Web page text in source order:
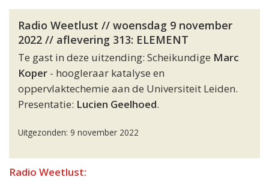
Radio Weetlust // woensdag 9 november
2022 // aflevering 313: ELEMENT
Te gast in deze uitzending: Scheikundige Marc
Koper - hoogleraar katalyse en
oppervlaktechemie aan de Universiteit Leiden.
Presentatie: Lucien Geelhoed.
Uitgezonden: 9 november 2022
Radio Weetlust: